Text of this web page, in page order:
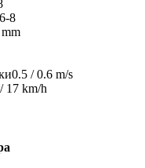
8
0.5 / 0.6 m/s
17 km/h